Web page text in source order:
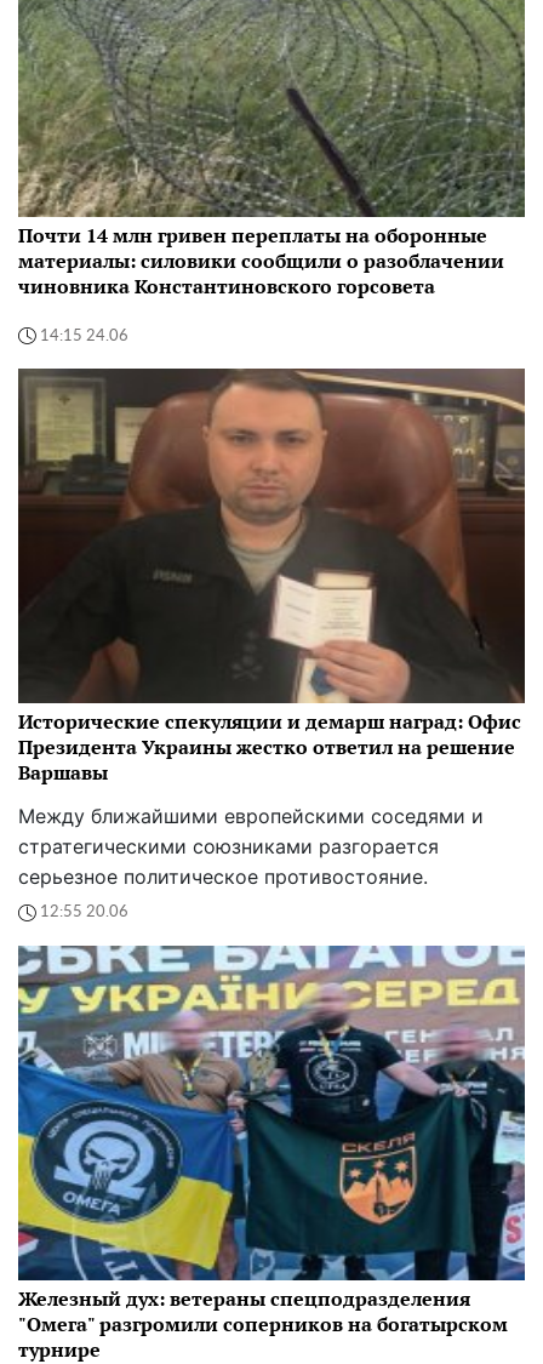
Почти 14 млн гривен переплаты на оборонные
материалы: силовики сообщили о разоблачении
чиновника Константиновского горсовета
14:15 24.06
Исторические спекуляции и демарш наград: Офис
Президента Украины жестко ответил на решение
Варшавы
Между ближайшими европейскими соседями и
стратегическими союзниками разгорается
серьезное политическое противостояние.
12:55 20.06
Железный дух: ветераны спецподразделения
"Омега" разгромили соперников на богатырском
турнире